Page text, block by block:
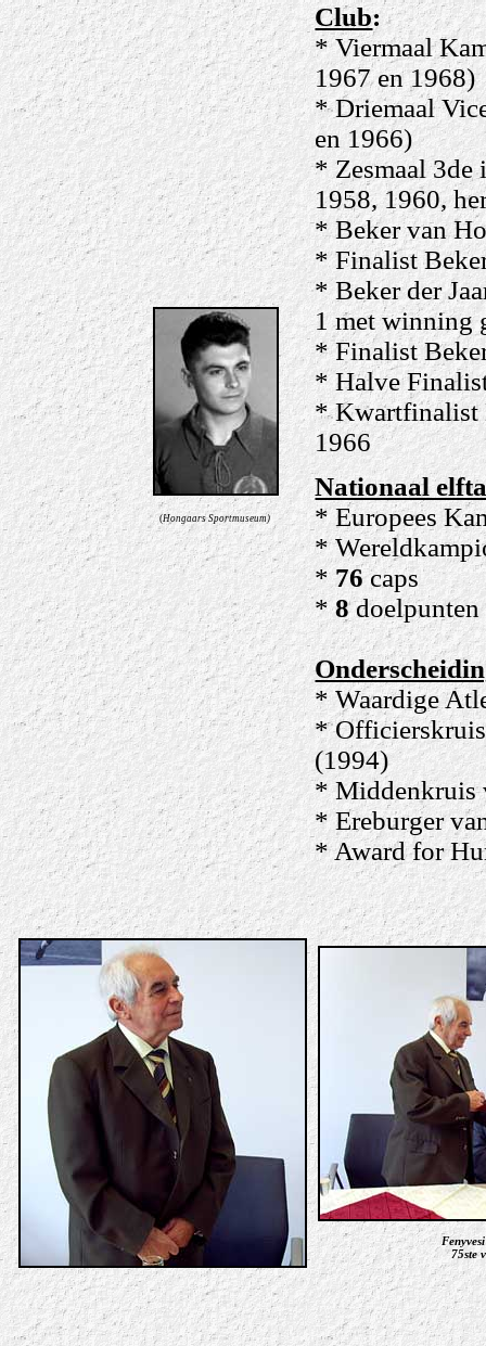
(Hongaars Sportmuseum)
Club:
* Viermaal
1967 en 1968)
* Driemaal
en 1966)
* Zesmaal 3de
1958, 1960,
* Beker van
* Finalist
* Beker der
1 met winning
* Finalist
* Halve
* Kwartfinalist
1966
Nationaal
* Europees
*
*76caps
*8doelpunten
* Waardige
* Officierskruis
(1994)
* Middenkruis
* Ereburger
* Award for
75ste